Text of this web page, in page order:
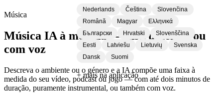
Nederlands Čeština
Slovenčina
Română
Magyar
Ελληνικά
Български
Hrvatski
Slovenščina
Eesti
Latviešu Lietuvių
Svenska
Dansk
Suomi
+ mais na aplicação
Música
Música IA à medida — instrumental ou
com voz
Descreva o ambiente ou o género e a IA compõe uma faixa à
medida do seu vídeo, podcast ou jogo — com até dois minutos de
duração, puramente instrumental, ou também com voz.